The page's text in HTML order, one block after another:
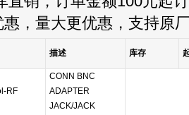
，量大更优惠，支持原
描述 库存
RF
CONN BNC
ADAPTER
JACK/JACK